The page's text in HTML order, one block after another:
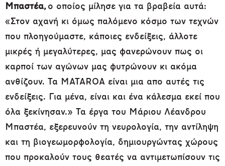
Μπαστέα, ο οποίος μίλησε για τα βραβεία αυτά:
«Στον αχανή κι όμως παλόμενο κόσμο των τεχνών
που πλοηγούμαστε, κάποιες ενδείξεις, άλλοτε
μικρές ή μεγαλύτερες, μας φανερώνουν πως οι
καρποί των αγώνων μας φυτρώνουν κι ακόμα
ανθίζουν. Τα MATAROA είναι μια απο αυτές τις
ενδείξεις. Για μένα, είναι και ένα κάλεσμα εκεί που
όλα ξεκίνησαν.» Τα έργα του Μάριου Λέανδρου
Μπαστέα, εξερευνούν τη νευρολογία, την αντίληψη
και τη βιογεωμορφολογία, δημιουργώντας χώρους
που προκαλούν τους θεατές να αντιμετωπίσουν τις